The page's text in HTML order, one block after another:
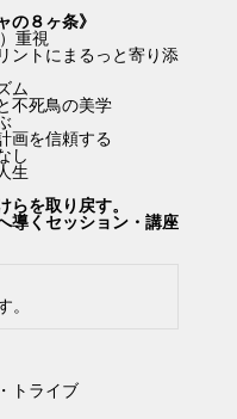
の８ヶ条》
重視
ントにまるっと寄り添
ム
不死鳥の美学
画を信頼する
し
生
らを取り戻す。
導くセッション・講座
。
トライブ